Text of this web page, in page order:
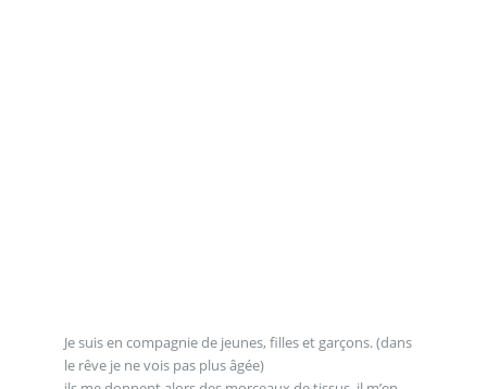
Je suis en compagnie de jeunes, filles et garçons. (dans
le rêve je ne vois pas plus âgée)